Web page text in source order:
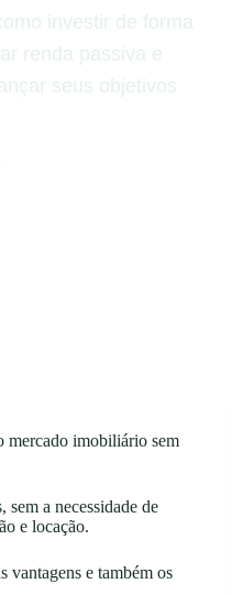
investir de forma
renda passiva e
seus objetivos
mercado imobiliário sem
a necessidade de
e locação.
vantagens e também os